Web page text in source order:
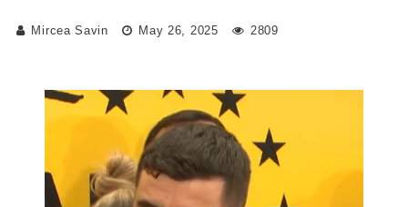
Mircea Savin May 26, 2025 2809